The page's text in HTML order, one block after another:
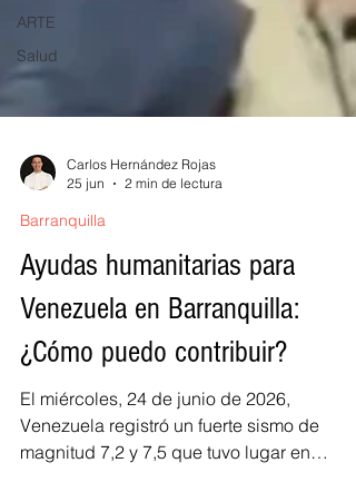
ARTE
Salud
25 jun
Barranquilla
Ayudas humanitarias para
Venezuela en Barranquilla:
¿Cómo puedo contribuir?
El miércoles, 24 de junio de 2026,
Venezuela registró un fuerte sismo de